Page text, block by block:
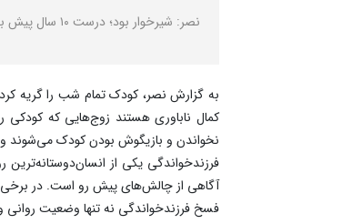
نصر: شیرخوار بود؛ درست ۱۰ سال پیش به فرزندخواندگی رفته و دیروز به بهزیستی برگردانده شد، کودک نمی‌داند که فرزندخوانده است و تقاضای برگشت نزد مادرش را دارد.
به گزارش نصر، ‌کودک تمام شب را گریه
کمال ناباوری هستند زوج‌هایی که کودکی
نخواندن و بازیگوش بودن کودک می‌شوند و
فرزندخواندگی یکی از
آگاهی از چالش‌های پیش رو است. در برخی
فسخ فرزندخواندگی نه تنها وضعیت روانی